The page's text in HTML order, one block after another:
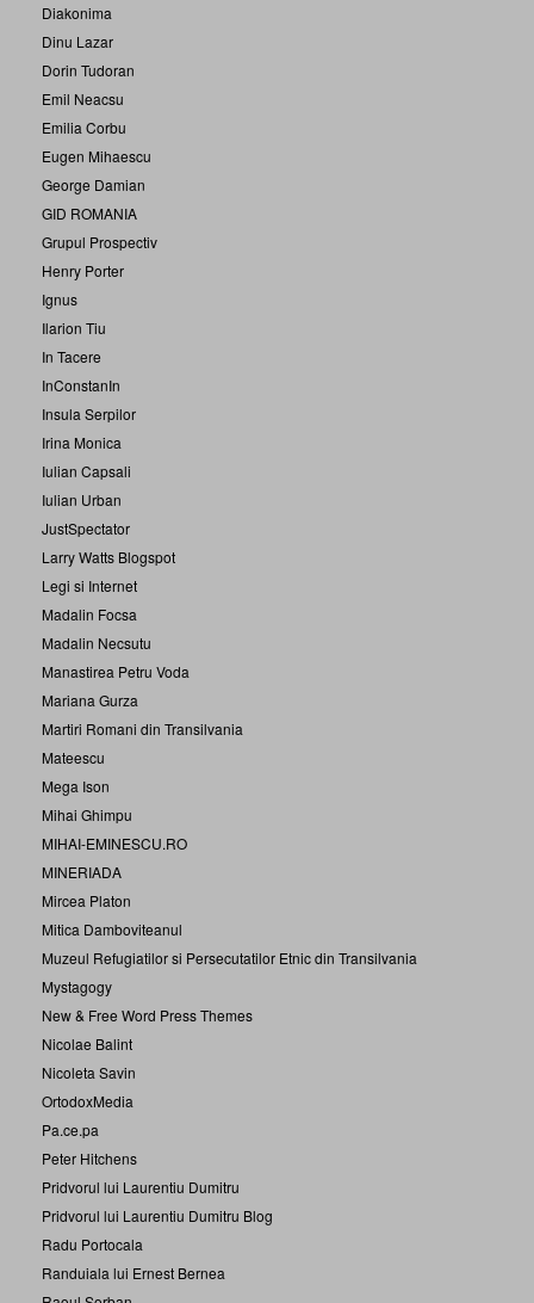
Diakonima
Dinu Lazar
Dorin Tudoran
Emil Neacsu
Emilia Corbu
Eugen Mihaescu
George Damian
GID ROMANIA
Grupul Prospectiv
Henry Porter
Ignus
Ilarion Tiu
In Tacere
InConstanIn
Insula Serpilor
Irina Monica
Iulian Capsali
Iulian Urban
JustSpectator
Larry Watts Blogspot
Legi si Internet
Madalin Focsa
Madalin Necsutu
Manastirea Petru Voda
Mariana Gurza
Martiri Romani din Transilvania
Mateescu
Mega Ison
Mihai Ghimpu
MIHAI-EMINESCU.RO
MINERIADA
Mircea Platon
Mitica Damboviteanul
Muzeul Refugiatilor si Persecutatilor Etnic din Transilvania
Mystagogy
New & Free Word Press Themes
Nicolae Balint
Nicoleta Savin
OrtodoxMedia
Pa.ce.pa
Peter Hitchens
Pridvorul lui Laurentiu Dumitru
Pridvorul lui Laurentiu Dumitru Blog
Radu Portocala
Randuiala lui Ernest Bernea